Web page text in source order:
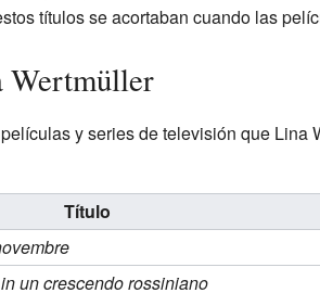
títulos se acortaban cuando las
Wertmüller
y series de televisión que Lina
Título
un crescendo rossiniano